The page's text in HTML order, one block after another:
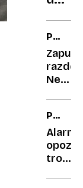
PRAVNI
Ne,
se
začne
vojna
KRIZA
JE